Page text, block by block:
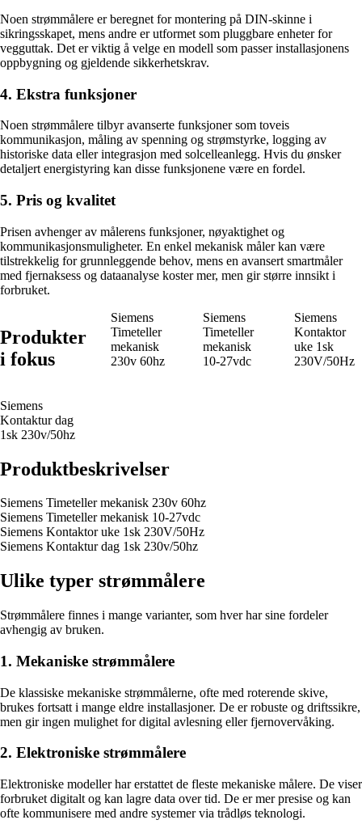
Noen strømmålere er beregnet for montering på DIN-skinne i
sikringsskapet, mens andre er utformet som pluggbare enheter for
vegguttak. Det er viktig å velge en modell som passer installasjonens
oppbygning og gjeldende sikkerhetskrav.
4. Ekstra funksjoner
Noen strømmålere tilbyr avanserte funksjoner som toveis
kommunikasjon, måling av spenning og strømstyrke, logging av
historiske data eller integrasjon med solcelleanlegg. Hvis du ønsker
detaljert energistyring kan disse funksjonene være en fordel.
5. Pris og kvalitet
Prisen avhenger av målerens funksjoner, nøyaktighet og
kommunikasjonsmuligheter. En enkel mekanisk måler kan være
tilstrekkelig for grunnleggende behov, mens en avansert smartmåler
med fjernaksess og dataanalyse koster mer, men gir større innsikt i
forbruket.
Produkter
i fokus
Siemens
Timeteller
mekanisk
230v 60hz
Siemens
Timeteller
mekanisk
10-27vdc
Siemens
Kontaktor
uke 1sk
230V/50Hz
Siemens
Kontaktur dag
1sk 230v/50hz
Produktbeskrivelser
Siemens Timeteller mekanisk 230v 60hz
Siemens Timeteller mekanisk 10-27vdc
Siemens Kontaktor uke 1sk 230V/50Hz
Siemens Kontaktur dag 1sk 230v/50hz
Ulike typer strømmålere
Strømmålere finnes i mange varianter, som hver har sine fordeler
avhengig av bruken.
1. Mekaniske strømmålere
De klassiske mekaniske strømmålerne, ofte med roterende skive,
brukes fortsatt i mange eldre installasjoner. De er robuste og driftssikre,
men gir ingen mulighet for digital avlesning eller fjernovervåking.
2. Elektroniske strømmålere
Elektroniske modeller har erstattet de fleste mekaniske målere. De viser
forbruket digitalt og kan lagre data over tid. De er mer presise og kan
ofte kommunisere med andre systemer via trådløs teknologi.